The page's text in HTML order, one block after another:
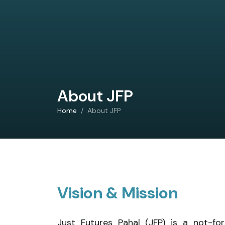
About JFP
Home About JFP
Vision & Mission